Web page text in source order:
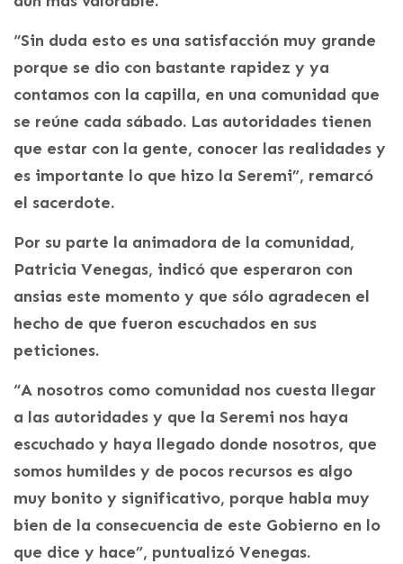
“Sin duda esto es una satisfacción muy grande
porque se dio con bastante rapidez y ya
contamos con la capilla, en una comunidad que
se reúne cada sábado. Las autoridades tienen
que estar con la gente, conocer las realidades y
es importante lo que hizo la Seremi”, remarcó
el sacerdote.
Por su parte la animadora de la comunidad,
Patricia Venegas, indicó que esperaron con
ansias este momento y que sólo agradecen el
hecho de que fueron escuchados en sus
peticiones.
“A nosotros como comunidad nos cuesta llegar
a las autoridades y que la Seremi nos haya
escuchado y haya llegado donde nosotros, que
somos humildes y de pocos recursos es algo
muy bonito y significativo, porque habla muy
bien de la consecuencia de este Gobierno en lo
que dice y hace”, puntualizó Venegas.